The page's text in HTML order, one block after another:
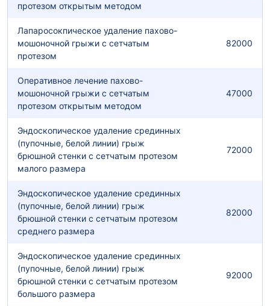
протезом открытым методом
Лапаросокпическое удаление пахово-
мошоночной грыжи с сетчатым
протезом
82000
Оперативное лечение пахово-
мошоночной грыжи с сетчатым
протезом открытым методом
47000
Эндоскопическое удаление срединных
(пупочные, белой линии) грыж
брюшной стенки с сетчатым протезом
малого размера
72000
Эндоскопическое удаление срединных
(пупочные, белой линии) грыж
брюшной стенки с сетчатым протезом
среднего размера
82000
Эндоскопическое удаление срединных
(пупочные, белой линии) грыж
брюшной стенки с сетчатым протезом
большого размера
92000